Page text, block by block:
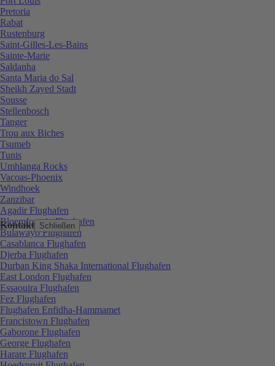
Kontakt Schließen
Pretoria
Rabat
Rustenburg
Saint-Gilles-Les-Bains
Sainte-Marie
Saldanha
Santa Maria do Sal
Sheikh Zayed Stadt
Sousse
Stellenbosch
Tanger
Trou aux Biches
Tsumeb
Tunis
Umhlanga Rocks
Vacoas-Phoenix
Windhoek
Zanzibar
Agadir Flughafen
Bloemfontein Flughafen
Bulawayo Flughafen
Casablanca Flughafen
Djerba Flughafen
Durban King Shaka International Flughafen
East London Flughafen
Essaouira Flughafen
Fez Flughafen
Flughafen Enfidha-Hammamet
Francistown Flughafen
Gaborone Flughafen
George Flughafen
Harare Flughafen